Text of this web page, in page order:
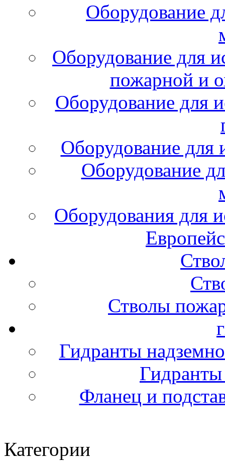
Оборудование
Оборудование для
пожарной и
Оборудование для
Оборудование для
Оборудование
Оборудования для
Стволы
Гидранты
Фланец и
Категории